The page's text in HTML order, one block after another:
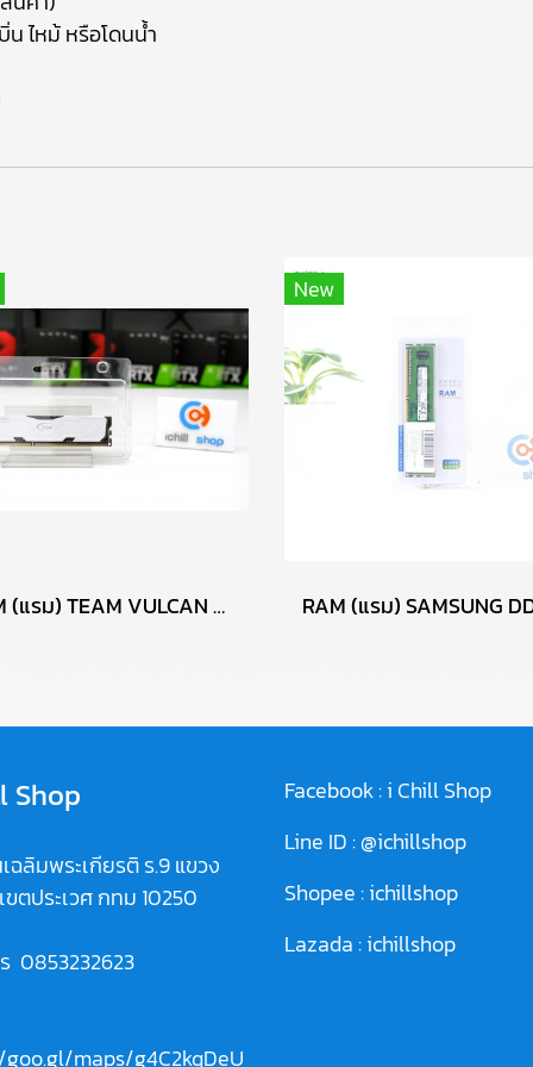
ไหม้ หรือโดนน้ำ
RAM (แรม) TEAM VULCAN DDR3 4GB 1600MHZ (ของใหม่) P11418
New
Shop
ฉลิมพระเกียรติ ร.9 แขวง
ขตประเวศ กทม 10250
0853232623
maps/g4C2kqDeU
Facebook :i Chill Shop
Line ID :@ichillshop
Shopee :ichillshop
Lazada :ichillshop